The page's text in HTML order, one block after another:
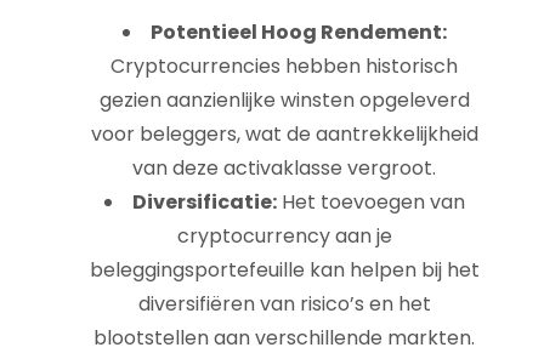
Potentieel Hoog Rendement:
Cryptocurrencies hebben historisch
gezien aanzienlijke winsten opgeleverd
voor beleggers, wat de aantrekkelijkheid
van deze activaklasse vergroot.
Diversificatie:Het toevoegen van
cryptocurrency aan je
beleggingsportefeuille kan helpen bij het
diversifiëren van risico’s en het
blootstellen aan verschillende markten.